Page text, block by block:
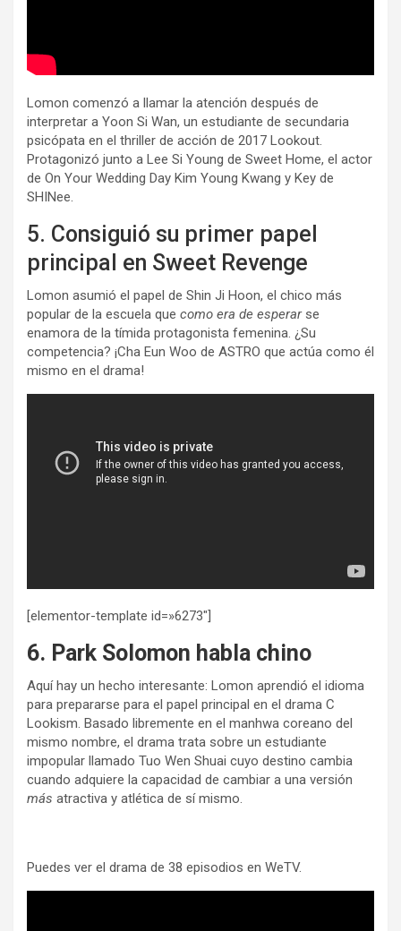
Lomon comenzó a llamar la atención después de
interpretar a Yoon Si Wan, un estudiante de secundaria
psicópata en el thriller de acción de 2017 Lookout.
Protagonizó junto a Lee Si Young de Sweet Home, el actor
de On Your Wedding Day Kim Young Kwang y Key de
SHINee.
5. Consiguió su primer papel
principal en Sweet Revenge
Lomon asumió el papel de Shin Ji Hoon, el chico más
popular de la escuela que como era de esperarse
enamora de la tímida protagonista femenina. ¿Su
competencia? ¡Cha Eun Woo de ASTRO que actúa como él
mismo en el drama!
[elementor-template id=»6273″]
6. Park Solomon habla chino
Aquí hay un hecho interesante: Lomon aprendió el idioma
para prepararse para el papel principal en el drama C
Lookism. Basado libremente en el manhwa coreano del
mismo nombre, el drama trata sobre un estudiante
impopular llamado Tuo Wen Shuai cuyo destino cambia
cuando adquiere la capacidad de cambiar a una versión
más atractiva y atlética de sí mismo.
Puedes ver el drama de 38 episodios en WeTV.